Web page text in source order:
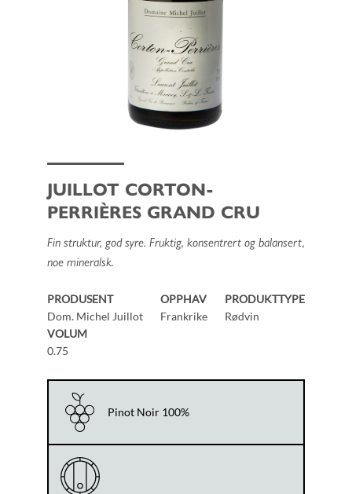
JUILLOT CORTON-
PERRIÈRES GRAND CRU
Fin struktur, god syre. Fruktig, konsentrert og balansert,
noe mineralsk.
PRODUSENT
Dom. Michel Juillot
OPPHAV
Frankrike
PRODUKTTYPE
Rødvin
VOLUM
0.75
Pinot Noir 100%